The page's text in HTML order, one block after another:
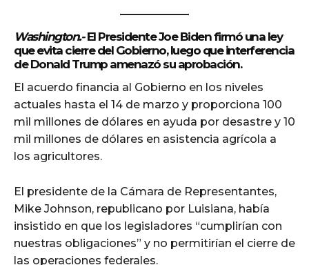
Washington.-El Presidente Joe Biden firmó una ley
que evita cierre del Gobierno, luego que interferencia
de Donald Trump amenazó su aprobación.
El acuerdo financia al Gobierno en los niveles
actuales hasta el 14 de marzo y proporciona 100
mil millones de dólares en ayuda por desastre y 10
mil millones de dólares en asistencia agrícola a
los agricultores.
El presidente de la Cámara de Representantes,
Mike Johnson, republicano por Luisiana, había
insistido en que los legisladores “cumplirían con
nuestras obligaciones” y no permitirían el cierre de
las operaciones federales.